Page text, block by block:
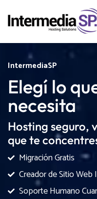
IntermediaSP
Elegí lo
necesita
Hosting seguro,
que te
Migración Gratis
Creador de Sitio Web
Soporte Humano